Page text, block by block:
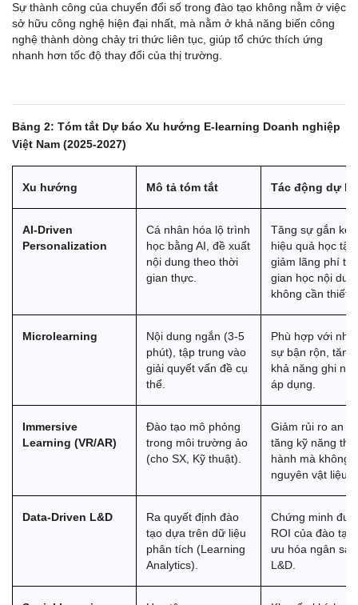
Sự thành công của chuyển đổi số trong đào tạo không nằm ở việc
sở hữu công nghệ hiện đại nhất, mà nằm ở khả năng biến công
nghệ thành dòng chảy tri thức liên tục, giúp tổ chức thích ứng
nhanh hơn tốc độ thay đổi của thị trường.
Bảng 2: Tóm tắt Dự báo Xu hướng E-learning Doanh nghiệp
Việt Nam (2025-2027)
Xu hướng Mô tả tóm tắt Tác động dự
AI-Driven
Personalization
Cá nhân hóa lộ trình
học bằng AI, đề xuất
nội dung theo thời
gian thực.
Tăng sự gắn kết
hiệu quả học tập,
giảm lãng phí
gian học nội
không cần thiết.
Microlearning
Nội dung ngắn (3-5
phút), tập trung vào
giải quyết vấn đề cụ
thể.
Phù hợp với
sự bận rộn, tăng
khả năng ghi
áp dụng.
Immersive
Learning (VR/AR)
Đào tạo mô phỏng
trong môi trường ảo
(cho SX, Kỹ thuật).
Giảm rủi ro an
tăng kỹ năng
hành mà không
nguyên vật liệu
Data-Driven L&D
Ra quyết định đào
tạo dựa trên dữ liệu
phân tích (Learning
Analytics).
Chứng minh
ROI của đào
ưu hóa ngân
L&D.